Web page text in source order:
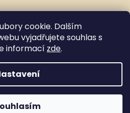
cookie. Dalším
vyjadřujete souhlas s
informací zde.
Všechna práva